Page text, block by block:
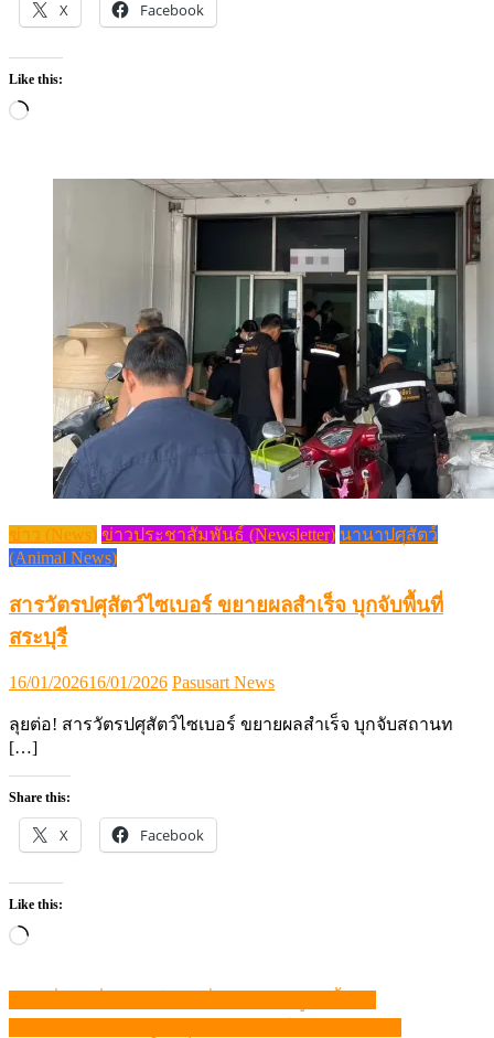
X Facebook
Like this:
Loading…
ข่าว (News) ข่าวประชาสัมพันธ์ (Newsletter) นานาปศุสัตว์
(Animal News)
สารวัตรปศุสัตว์ไซเบอร์ ขยายผลสำเร็จ บุกจับพื้นที่
สระบุรี
Posted
16/01/202616/01/2026 Author
Pasusart News
ลุยต่อ! สารวัตรปศุสัตว์ไซเบอร์ ขยายผลสำเร็จ บุกจับสถานท
[…]
Share this:
X Facebook
Like this:
Loading…
แนะแนว